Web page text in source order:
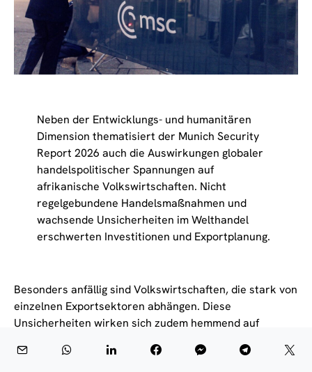
Neben der Entwicklungs- und humanitären
Dimension thematisiert der Munich Security
Report 2026 auch die Auswirkungen globaler
handelspolitischer Spannungen auf
afrikanische Volkswirtschaften. Nicht
regelgebundene Handelsmaßnahmen und
wachsende Unsicherheiten im Welthandel
erschwerten Investitionen und Exportplanung.
Besonders anfällig sind Volkswirtschaften, die stark von
einzelnen Exportsektoren abhängen. Diese
Unsicherheiten wirken sich zudem hemmend auf